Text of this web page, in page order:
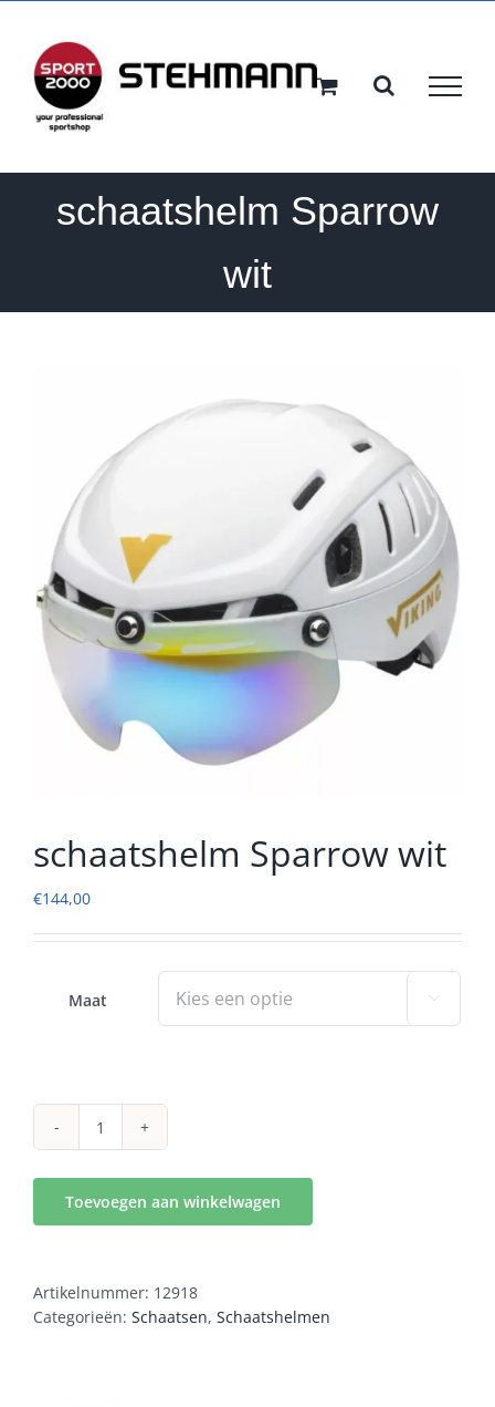
inhoud
schaatshelm Sparrow
wit
schaatshelm Sparrow wit
€144,00
Maat 
schaatshelm
aantal
Toevoegen aan winkelwagen
Artikelnummer: 12918
Categorieën: Schaatsen, Schaatshelmen